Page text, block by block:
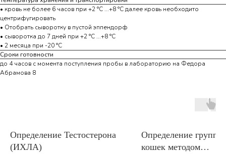
• кровь не более 6 часов при +2 °С ...+8 °С далее кровь необходито
центрифугировать
• Отобрать сыворотку в пустой эппендорф
• сыворотка до 7 дней при +2 °С ...+8 °С
• 2 месяца при -20 °С
Сроки готовности
до 4 часов с момента поступления пробы в лабораторию на Федора
Абрамова 8
Определение Тестостерона
(ИХЛА)
Определение групп
кошек методом